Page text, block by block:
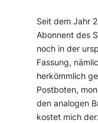
Seit dem Jahr
Abonnent des
noch in der
Fassung,
herkömmlich
Postboten,
den analogen
kostet mich